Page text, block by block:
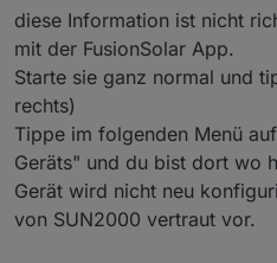
diese Information ist nicht
mit der FusionSolar App.
Starte sie ganz normal und
rechts)
Tippe im folgenden Menü
Geräts" und du bist dort wo
Gerät wird nicht neu
von SUN2000 vertraut vor.